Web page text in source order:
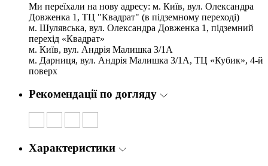
Ми переїхали на нову адресу: м. Київ, вул. Олександра
Довженка 1, ТЦ "Квадрат" (в підземному переході)
м. Шулявська, вул. Олександра Довженка 1, підземний
перехід «Квадрат»
м. Київ, вул. Андрія Малишка 3/1А
м. Дарниця, вул. Андрія Малишка 3/1А, ТЦ «Кубик», 4-й
поверх
Рекомендації по догляду
Характеристики